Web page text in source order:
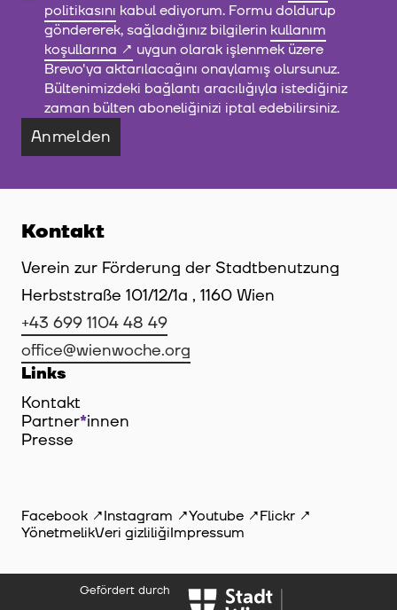
politikasını kabul ediyorum. Formu doldurup
göndererek, sağladığınız bilgilerin kullanım
koşullarına
uygun olarak işlenmek üzere
Brevo'ya aktarılacağını onaylamış olursunuz.
Bültenimizdeki bağlantı aracılığıyla istediğiniz
zaman bülten aboneliğinizi iptal edebilirsiniz.
Anmelden
Kontakt
Verein zur Förderung der Stadtbenutzung
Herbststraße 101/12/1a , 1160 Wien
+43 699 1104 48 49
office@wienwoche.org
Links
Kontakt
Partner*innen
Presse
Facebook Instagram Youtube
Flickr
YönetmelikVeri gizliliğiImpressum
Gefördert durch